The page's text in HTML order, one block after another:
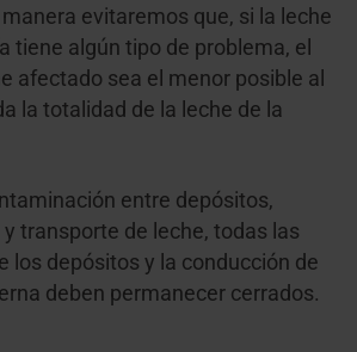
evitaremos que, si la leche
tiene algún tipo de problema, el
afectado sea el menor posible al
la totalidad de la leche de la
entre depósitos,
transporte de leche, todas las
los depósitos y la conducción de
deben permanecer cerrados.